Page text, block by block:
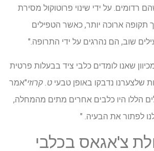
רדומים. על ידי שינוי פרוטוקול מסירת
תקופה ארוכה יותר, כאשר הטפילים
שוב, הם נהרגים על ידי התרופה."
שאנו לומדים כלבי ציד בבעלות פרטית
שלצערנו נדבקו באופן טבעי ט. קרוזי"אמר
הללו היו כלבים אחרים מתים מהמחלה,
לפתור את הבעיה. "
צ'אגאס בכלבי